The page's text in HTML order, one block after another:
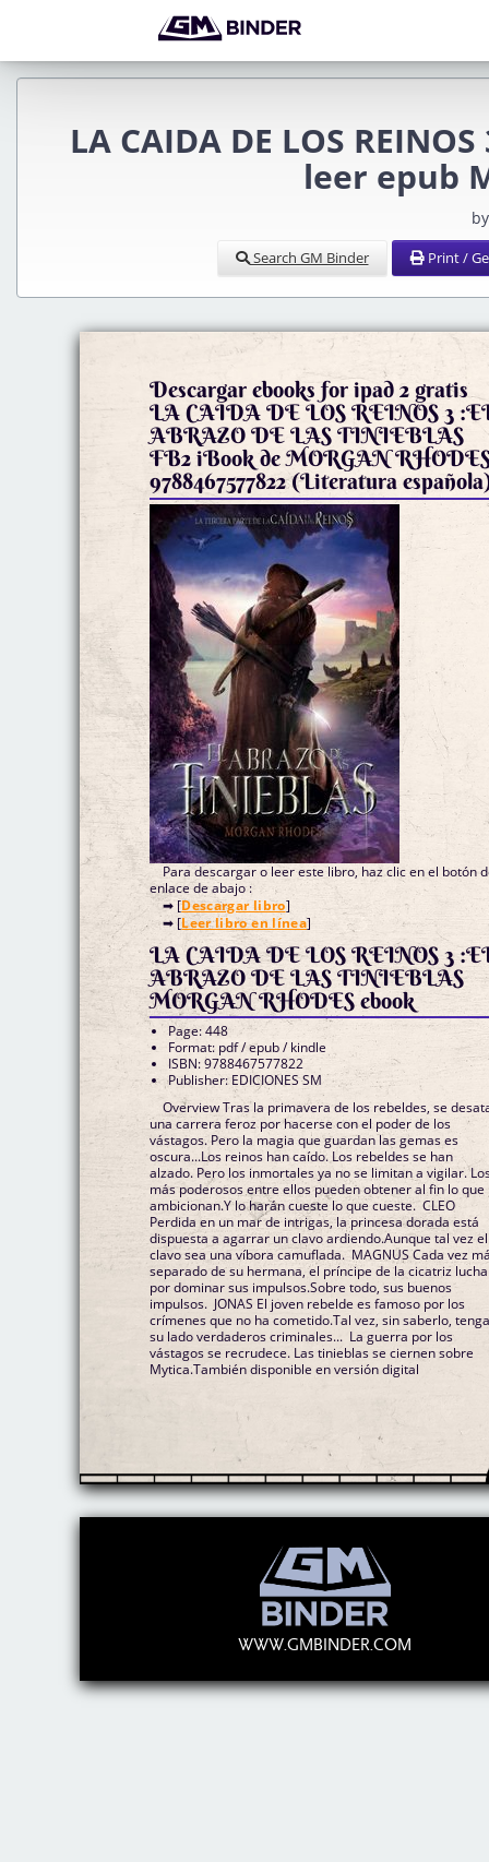
LA CAIDA DE LOS
leer epub
Search GM Binder Print /
Descargar ebooks for ipad 2 gratis
LA CAIDA DE LOS REINOS 3
ABRAZO DE LAS TINIEBLAS
FB2 iBook de MORGAN
9788467577822 (Literatura
Para descargar o leer este libro, haz clic en el botón
enlace de abajo :
➡ [Descargar libro]
➡ [Leer libro en línea]
LA CAIDA DE LOS REINOS 3
ABRAZO DE LAS TINIEBLAS
MORGAN RHODES ebook
Page: 448
Format: pdf / epub / kindle
ISBN: 9788467577822
Publisher: EDICIONES SM
Overview Tras la primavera de los rebeldes, se
una carrera feroz por hacerse con el poder de los
vástagos. Pero la magia que guardan las gemas es
oscura...Los reinos han caído. Los rebeldes se han
alzado. Pero los inmortales ya no se limitan a vigilar.
más poderosos entre ellos pueden obtener al fin lo que
ambicionan.Y lo harán cueste lo que cueste. CLEO
Perdida en un mar de intrigas, la princesa dorada está
dispuesta a agarrar un clavo ardiendo.Aunque tal vez el
clavo sea una víbora camuflada. MAGNUS Cada vez
separado de su hermana, el príncipe de la cicatriz lucha
por dominar sus impulsos.Sobre todo, sus buenos
impulsos. JONAS El joven rebelde es famoso por los
crímenes que no ha cometido.Tal vez, sin saberlo,
su lado verdaderos criminales... La guerra por los
vástagos se recrudece. Las tinieblas se ciernen sobre
Mytica.También disponible en versión digital
WWW.GMBINDER.COM